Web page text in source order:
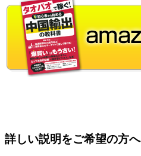
詳しい説明をご希望の方へ